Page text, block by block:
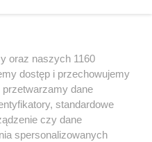
wciąż jednym z
oraz naszych 1160
dostęp i przechowujemy
dane
standardowe
czy dane
spersonalizowanych